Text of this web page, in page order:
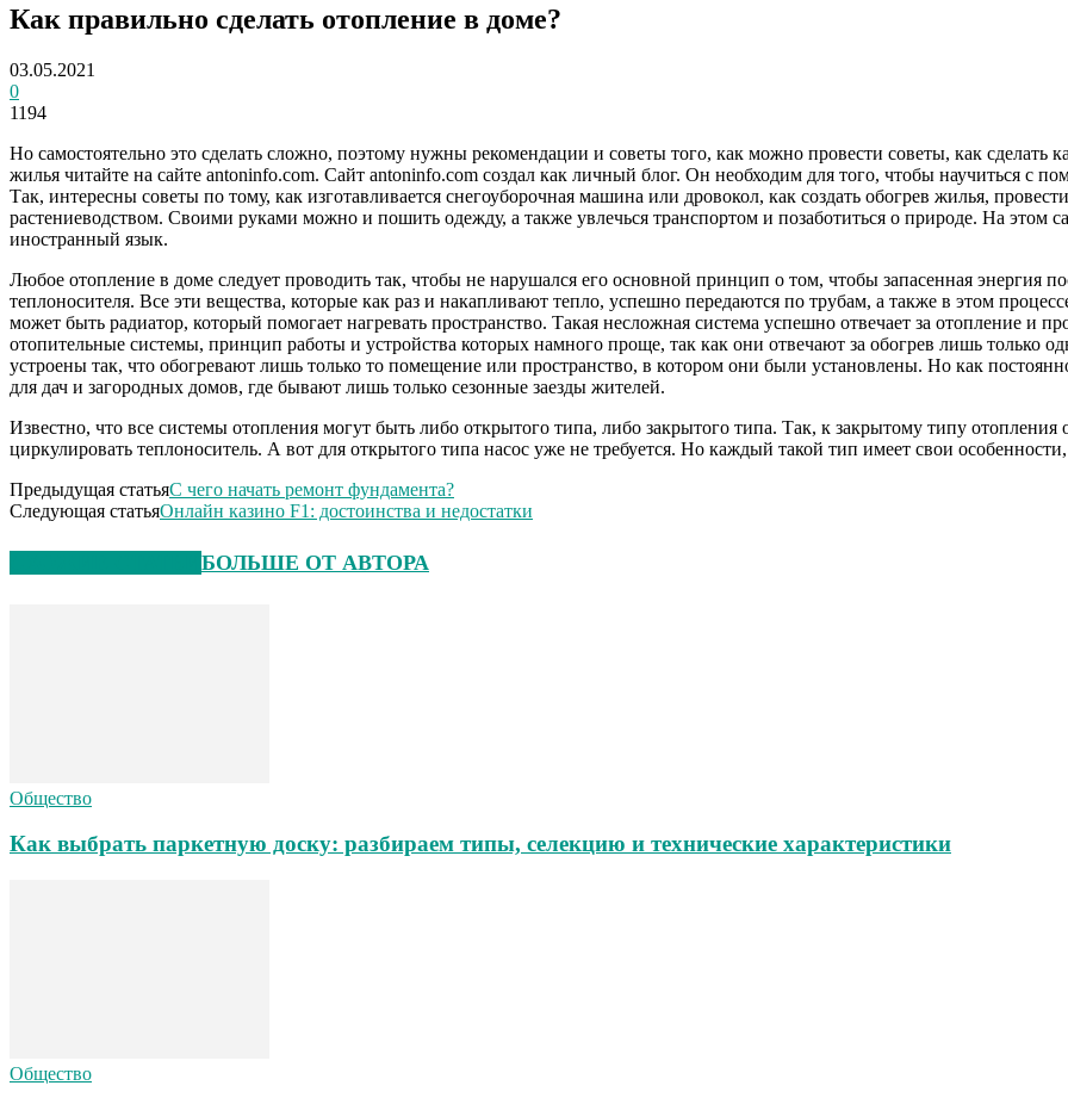
Как правильно сделать отопление в доме?
03.05.2021
0
1194
Но самостоятельно это сделать сложно, поэтому нужны рекомендации и советы того, как можно провести советы, как сделать
жилья читайте на сайте antoninfo.com. Сайт antoninfo.com создал как личный блог. Он необходим для того, чтобы научиться с
Так, интересны советы по тому, как изготавливается снегоуборочная машина или дровокол, как создать обогрев жилья,
растениеводством. Своими руками можно и пошить одежду, а также увлечься транспортом и позаботиться о природе. На
иностранный язык.
Любое отопление в доме следует проводить так, чтобы не нарушался его основной принцип о том, чтобы запасенная энергия
теплоносителя. Все эти вещества, которые как раз и накапливают тепло, успешно передаются по трубам, а также в этом
может быть радиатор, который помогает нагревать пространство. Такая несложная система успешно отвечает за отопление и
отопительные системы, принцип работы и устройства которых намного проще, так как они отвечают за обогрев лишь
устроены так, что обогревают лишь только то помещение или пространство, в котором они были установлены. Но как
для дач и загородных домов, где бывают лишь только сезонные заезды жителей.
Известно, что все системы отопления могут быть либо открытого типа, либо закрытого типа. Так, к закрытому типу отопления
циркулировать теплоноситель. А вот для открытого типа насос уже не требуется. Но каждый такой тип имеет свои
Предыдущая статьяС чего начать ремонт фундамента?
Следующая статьяОнлайн казино F1: достоинства и недостатки
БОЛЬШЕ ОТ АВТОРА
Общество
Как выбрать паркетную доску: разбираем типы, селекцию и технические характеристики
Общество